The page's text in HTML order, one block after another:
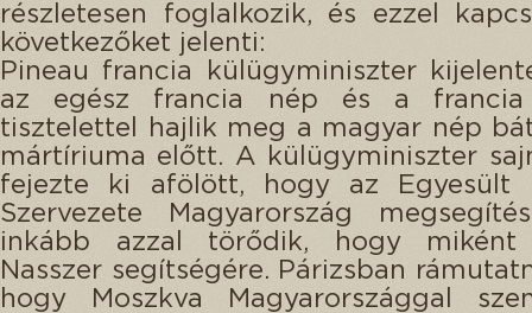
részletesen foglalkozik, és ezzel
következőket jelenti:
Pineau francia külügyminiszter
az egész francia nép és a francia
tisztelettel hajlik meg a magyar nép
mártíriuma előtt. A külügyminiszter
fejezte ki afölött, hogy az Egyesült
Szervezete Magyarország
inkább azzal törődik, hogy miként
Nasszer segítségére. Párizsban
hogy Moszkva Magyarországgal